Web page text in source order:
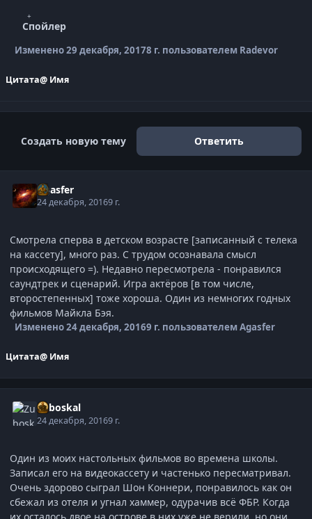
Спойлер
Изменено29 декабря, 20178 г. пользователем Radevor
Цитата@ Имя
Создать новую тему Ответить
Agasfer
24 декабря, 20169 г.
Смотрела сперва в детском возрасте [записанный с телека
на кассету], много раз. С трудом осознавала смысл
происходящего =). Недавно пересмотрела - понравился
саундтрек и сценарий. Игра актёров [в том числе,
второстепенных] тоже хороша. Один из немногих годных
фильмов Майкла Бэя.
Изменено24 декабря, 20169 г. пользователем Agasfer
Цитата@ Имя
Zuboskal
24 декабря, 20169 г.
Один из моих настольных фильмов во времена школы.
Записал его на видеокассету и частенько пересматривал.
Очень здорово сыграл Шон Коннери, понравилось как он
сбежал из отеля и угнал хаммер, одурачив всё ФБР. Когда